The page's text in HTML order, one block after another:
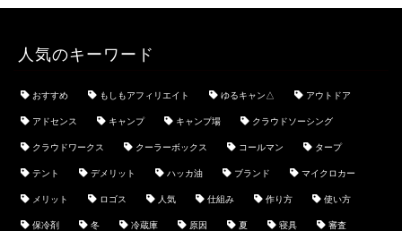
人気のキーワード
おすすめ もしもアフィリエイト ゆるキャン△ アウトドア
アドセンス キャンプ キャンプ場 クラウドソーシング
クラウドワークス クーラーボックス コールマン タープ
テント デメリット ハッカ油 ブランド マイクロカー
メリット ロゴス 人気 仕組み 作り方 使い方
保冷剤 冬 冷蔵庫 原因 夏 寝具 審査